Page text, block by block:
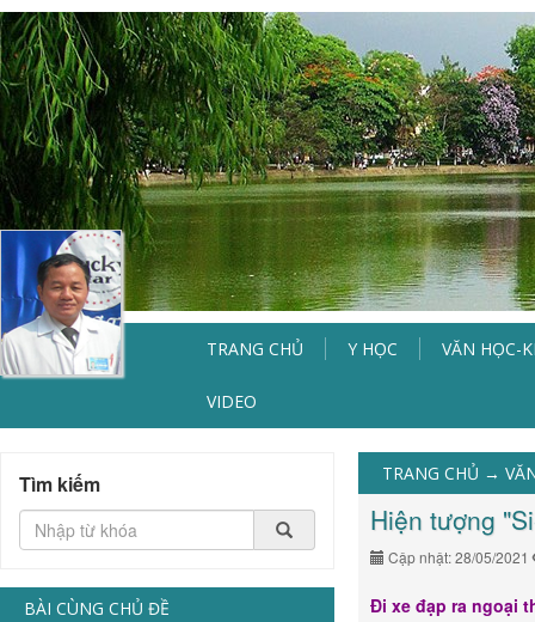
TRANG CHỦ Y HỌC VĂN HỌC-
VIDEO
TRANG CHỦ →
Hiện tượng
Cập nhật: 28/05/2021
Đi xe đạp ra ngoại
Tìm kiếm
BÀI CÙNG CHỦ ĐỀ